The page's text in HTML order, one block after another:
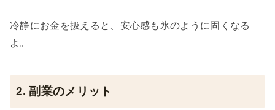
冷静にお金を扱えると、安心感も氷のように固くなる
よ。
2. 副業のメリット